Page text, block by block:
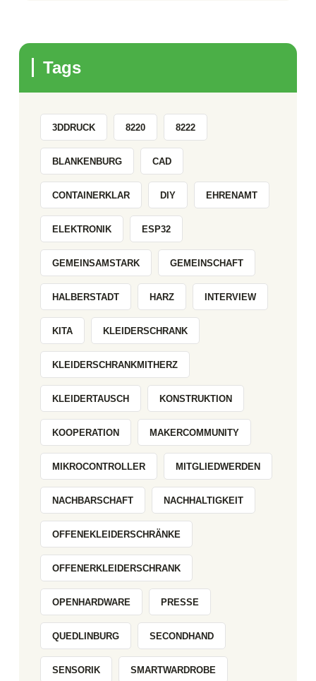
Tags
3DDRUCK 8220 8222
BLANKENBURG CAD
CONTAINERKLAR DIY EHRENAMT
ELEKTRONIK ESP32
GEMEINSAMSTARK GEMEINSCHAFT
HALBERSTADT HARZ INTERVIEW
KITA KLEIDERSCHRANK
KLEIDERSCHRANKMITHERZ
KLEIDERTAUSCH KONSTRUKTION
KOOPERATION MAKERCOMMUNITY
MIKROCONTROLLER MITGLIEDWERDEN
NACHBARSCHAFT NACHHALTIGKEIT
OFFENEKLEIDERSCHRÄNKE
OFFENERKLEIDERSCHRANK
OPENHARDWARE PRESSE
QUEDLINBURG SECONDHAND
SENSORIK SMARTWARDROBE